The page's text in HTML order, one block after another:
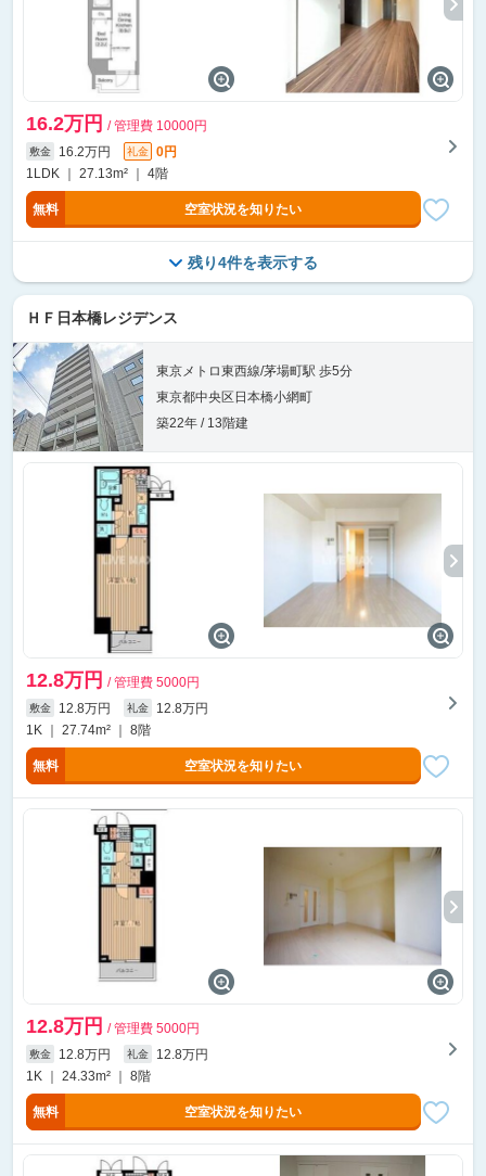
16.2万円 / 管理費 10000円
敷金 16.2万円 礼金
0円
1LDK ｜ 27.13m² ｜ 4階
無料 空室状況を知りたい
残り4件を表示する
ＨＦ日本橋レジデンス
東京メトロ東西線/茅場町駅 歩5分
東京都中央区日本橋小網町
築22年 / 13階建
12.8万円 / 管理費 5000円
敷金 12.8万円 礼金
12.8万円
1K ｜ 27.74m² ｜ 8階
無料 空室状況を知りたい
12.8万円 / 管理費 5000円
敷金 12.8万円 礼金
12.8万円
1K ｜ 24.33m² ｜ 8階
無料 空室状況を知りたい